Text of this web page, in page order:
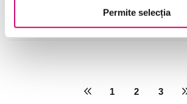
Permite selecția
1 2 3